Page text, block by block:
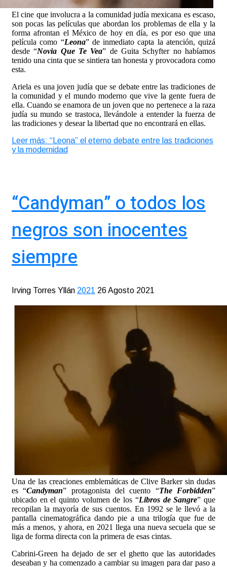
El cine que involucra a la comunidad judía mexicana es escaso,
son pocas las películas que abordan los problemas de ella y la
forma afrontan el México de hoy en día, es por eso que una
película como “Leona” de inmediato capta la atención, quizá
desde “Novia Que Te Vea” de Guita Schyfter no habíamos
tenido una cinta que se sintiera tan honesta y provocadora como
esta.
Ariela es una joven judía que se debate entre las tradiciones de
la comunidad y el mundo moderno que vive la gente fuera de
ella. Cuando se enamora de un joven que no pertenece a la raza
judía su mundo se trastoca, llevándole a entender la fuerza de
las tradiciones y desear la libertad que no encontrará en ellas.
Leer más: “Leona” el eterno debate entre las tradiciones
y la modernidad
“Candyman” o todos los
negros son inocentes
siempre
Irving Torres Yllán 2021 26 Agosto 2021
Una de las creaciones emblemáticas de Clive Barker sin dudas
es “Candyman” protagonista del cuento “The Forbidden”
ubicado en el quinto volumen de los “Libros de Sangre” que
recopilan la mayoría de sus cuentos. En 1992 se le llevó a la
pantalla cinematográfica dando pie a una trilogía que fue de
más a menos, y ahora, en 2021 llega una nueva secuela que se
liga de forma directa con la primera de esas cintas.
Cabrini-Green ha dejado de ser el ghetto que las autoridades
deseaban y ha comenzado a cambiar su imagen para dar paso a